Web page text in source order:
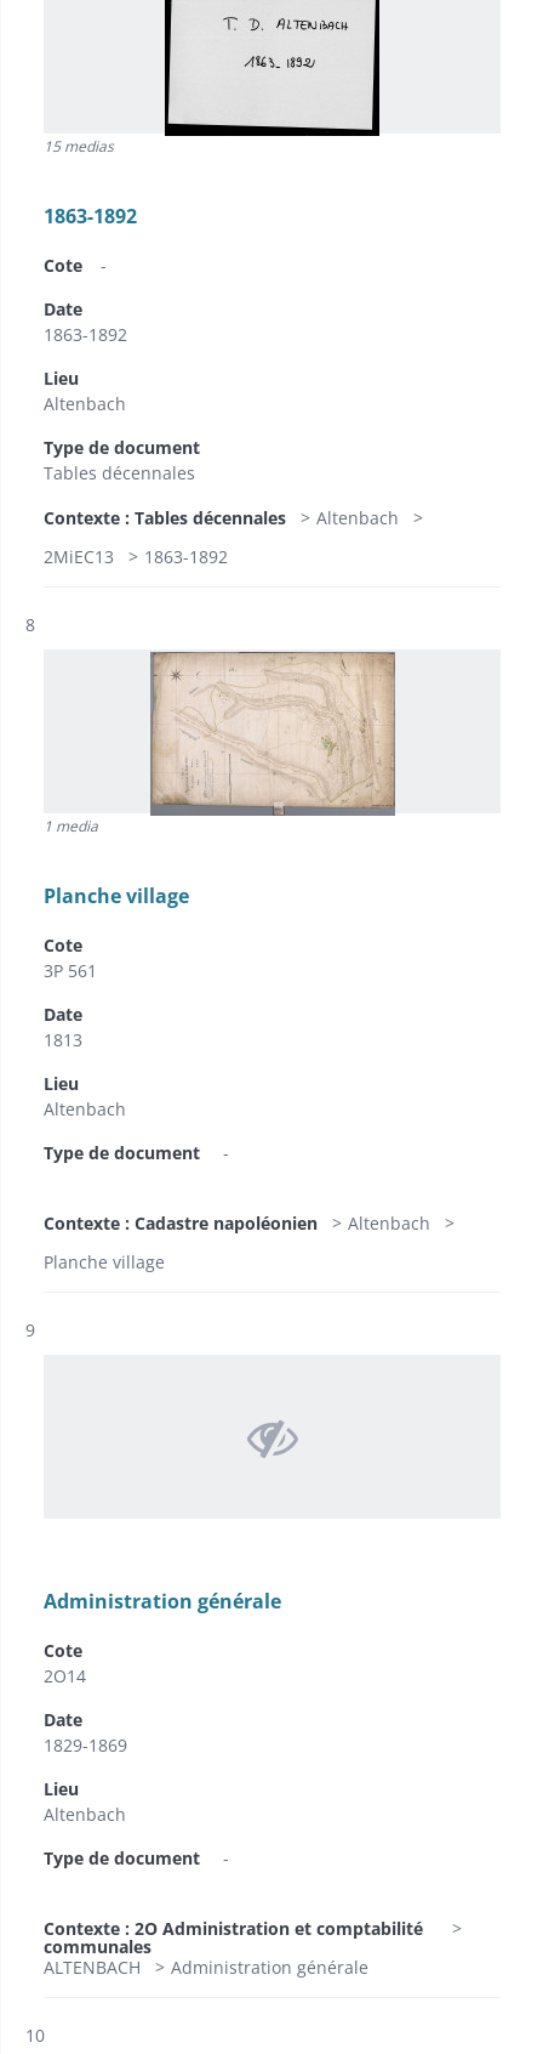
15 medias
1863-1892
Cote
-
Date
1863-1892
Lieu
Altenbach
Type de document
Tables décennales
Contexte : Tables décennales
Altenbach
2MiEC13
1863-1892
Résultat n°
8
1 media
Planche village
Cote
3P 561
Date
1813
Lieu
Altenbach
Type de document
-
Contexte : Cadastre napoléonien
Altenbach
Planche village
Résultat n°
9
Administration générale
Cote
2O14
Date
1829-1869
Lieu
Altenbach
Type de document
-
Contexte : 2O Administration et comptabilité
communales
ALTENBACH
Administration générale
Résultat n°
10